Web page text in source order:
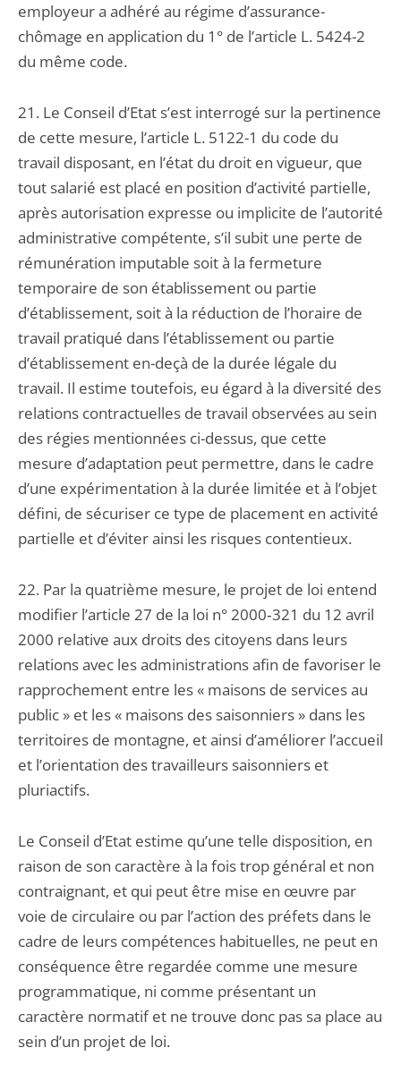
employeur a adhéré au régime d’assurance-
chômage en application du 1° de l’article L. 5424-2
du même code.
21. Le Conseil d’Etat s’est interrogé sur la pertinence
de cette mesure, l’article L. 5122-1 du code du
travail disposant, en l’état du droit en vigueur, que
tout salarié est placé en position d’activité partielle,
après autorisation expresse ou implicite de l’autorité
administrative compétente, s’il subit une perte de
rémunération imputable soit à la fermeture
temporaire de son établissement ou partie
d’établissement, soit à la réduction de l’horaire de
travail pratiqué dans l’établissement ou partie
d’établissement en-deçà de la durée légale du
travail. Il estime toutefois, eu égard à la diversité des
relations contractuelles de travail observées au sein
des régies mentionnées ci-dessus, que cette
mesure d’adaptation peut permettre, dans le cadre
d’une expérimentation à la durée limitée et à l’objet
défini, de sécuriser ce type de placement en activité
partielle et d’éviter ainsi les risques contentieux.
22. Par la quatrième mesure, le projet de loi entend
modifier l’article 27 de la loi n° 2000‑321 du 12 avril
2000 relative aux droits des citoyens dans leurs
relations avec les administrations afin de favoriser le
rapprochement entre les « maisons de services au
public » et les « maisons des saisonniers » dans les
territoires de montagne, et ainsi d’améliorer l’accueil
et l’orientation des travailleurs saisonniers et
pluriactifs.
Le Conseil d’Etat estime qu’une telle disposition, en
raison de son caractère à la fois trop général et non
contraignant, et qui peut être mise en œuvre par
voie de circulaire ou par l’action des préfets dans le
cadre de leurs compétences habituelles, ne peut en
conséquence être regardée comme une mesure
programmatique, ni comme présentant un
caractère normatif et ne trouve donc pas sa place au
sein d’un projet de loi.